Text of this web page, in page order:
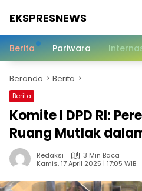
EKSPRESNEWS
Dalam
Berita Pariwara
Beranda Berita
Berita
Komite I DPD RI:
Ruang Mutlak
Redaksi
3 Min Baca
Kamis, 17 April 2025 | 17:05 WIB